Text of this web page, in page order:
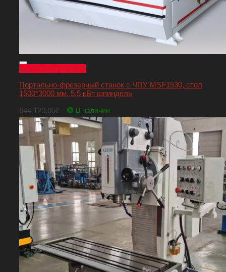
Быстрый просмотр
Портально-фрезерный станок с ЧПУ MSF1530, стол
1500*3000 мм, 5,5 кВт шпиндель
644 120,00₴ 🟢 В наличии